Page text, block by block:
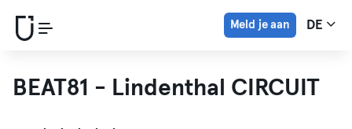
Meld je aan DE
BEAT81 - Lindenthal CIRCUIT